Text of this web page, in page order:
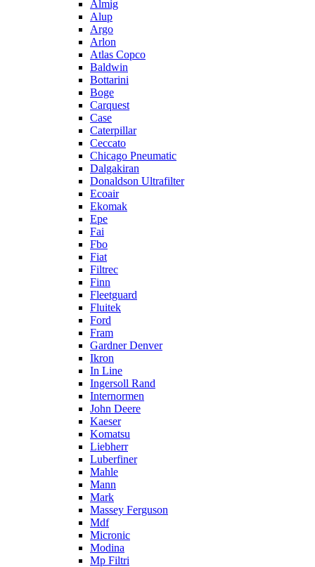
Almig
Alup
Argo
Arlon
Atlas Copco
Baldwin
Bottarini
Boge
Carquest
Case
Caterpillar
Ceccato
Chicago Pneumatic
Dalgakiran
Donaldson Ultrafilter
Ecoair
Ekomak
Epe
Fai
Fbo
Fiat
Filtrec
Finn
Fleetguard
Fluitek
Ford
Fram
Gardner Denver
Ikron
In Line
Ingersoll Rand
Internormen
John Deere
Kaeser
Komatsu
Liebherr
Luberfiner
Mahle
Mann
Mark
Massey Ferguson
Mdf
Micronic
Modina
Mp Filtri